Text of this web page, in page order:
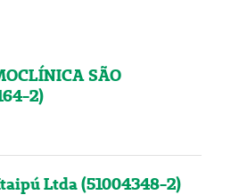
SÃO
2)
Ltda (51004348-2)